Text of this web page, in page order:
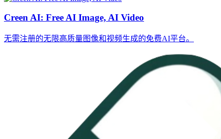
Creen AI: Free AI Image, AI Video
无需注册的无限高质量图像和视频生成的免费AI平台。